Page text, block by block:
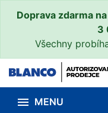
Doprava zdarma
3
Všechny
 MENU